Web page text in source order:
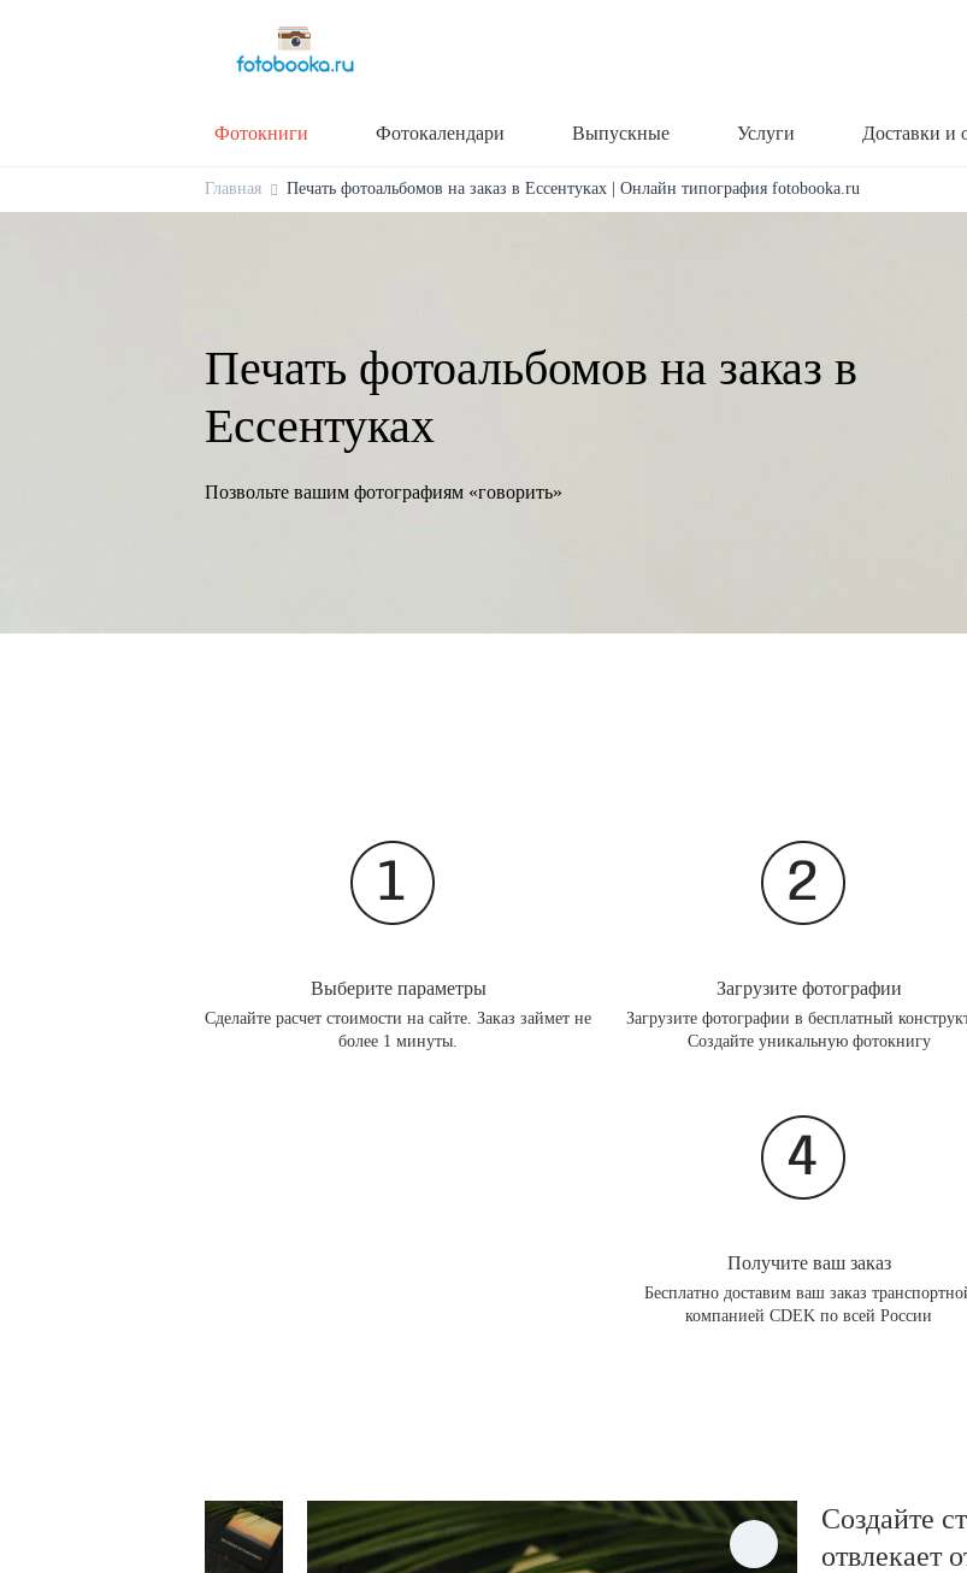
Фотокниги Фотокалендари Выпускные Услуги Доставки и
Главная Печать фотоальбомов на заказ в Ессентуках | Онлайн типография fotobooka.ru
Печать фотоальбомов на заказ в
Ессентуках
Позвольте вашим фотографиям «говорить»
Выберите параметры
Сделайте расчет стоимости на сайте. Заказ займет не
более 1 минуты.
Загрузите фотографии
Загрузите фотографии в бесплатный
Создайте уникальную фотокнигу
Получите ваш заказ
Бесплатно доставим ваш заказ
компанией CDEK по всей России
Создайте
отвлекает